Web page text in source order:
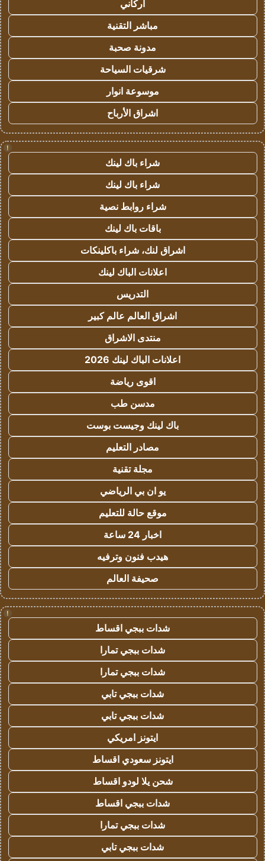
أركاني
مباشر التقنية
مدونة صحبة
شرقيات السياحة
موسوعة انوار
اشراق الأرباح
!
شراء باك لينك
شراء باك لينك
شراء روابط نصية
باقات باك لينك
اشراق لنك، شراء باكلينكات
اعلانات الباك لينك
التدريس
اشراق العالم عالم كبير
منتدى الاشراق
اعلانات الباك لينك 2026
اقوى رياضة
مدسن طب
باك لينك وجيست بوست
مصادر التعليم
مجلة تقنية
يو ان بي الرياضي
موقع حالة للتعليم
اخبار 24 ساعة
هيدب فنون وترفيه
صحيفة العالم
!
شدات ببجي اقساط
شدات ببجي تمارا
شدات ببجي تمارا
شدات ببجي تابي
شدات ببجي تابي
ايتونز امريكي
ايتونز سعودي اقساط
شحن يلا لودو اقساط
شدات ببجي اقساط
شدات ببجي تمارا
شدات ببجي تابي